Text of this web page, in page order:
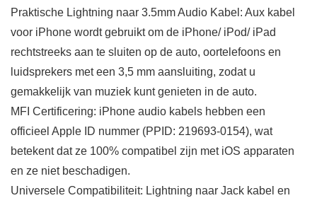
Praktische Lightning naar 3.5mm Audio Kabel: Aux kabel
voor iPhone wordt gebruikt om de iPhone/ iPod/ iPad
rechtstreeks aan te sluiten op de auto, oortelefoons en
luidsprekers met een 3,5 mm aansluiting, zodat u
gemakkelijk van muziek kunt genieten in de auto.
MFI Certificering: iPhone audio kabels hebben een
officieel Apple ID nummer (PPID: 219693-0154), wat
betekent dat ze 100% compatibel zijn met iOS apparaten
en ze niet beschadigen.
Universele Compatibiliteit: Lightning naar Jack kabel en